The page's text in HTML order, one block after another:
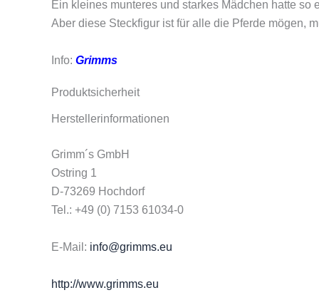
Ein kleines munteres und starkes Mädchen hatte
Aber diese Steckfigur ist für alle die Pferde mögen,
Info: Grimms
Produktsicherheit
Herstellerinformationen
Grimm´s GmbH
Ostring 1
D-73269 Hochdorf
Tel.: +49 (0) 7153 61034-0
E-Mail: info@grimms.eu
http://www.grimms.eu